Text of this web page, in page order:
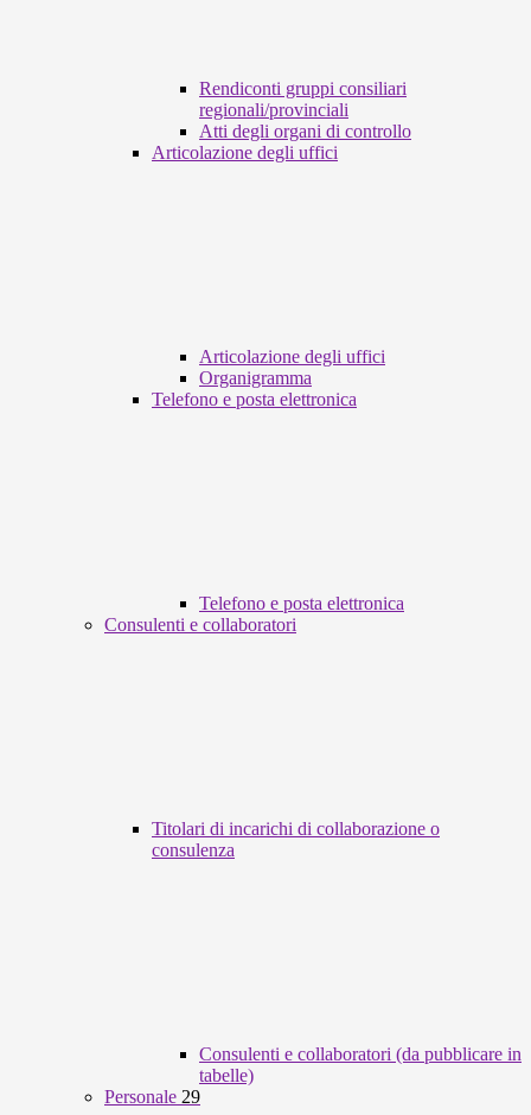
Rendiconti gruppi consiliari
regionali/provinciali
Atti degli organi di controllo
Articolazione degli uffici
Articolazione degli uffici
Organigramma
Telefono e posta elettronica
Telefono e posta elettronica
Consulenti e collaboratori
Titolari di incarichi di collaborazione o
consulenza
Consulenti e collaboratori (da pubblicare in
tabelle)
Personale 29